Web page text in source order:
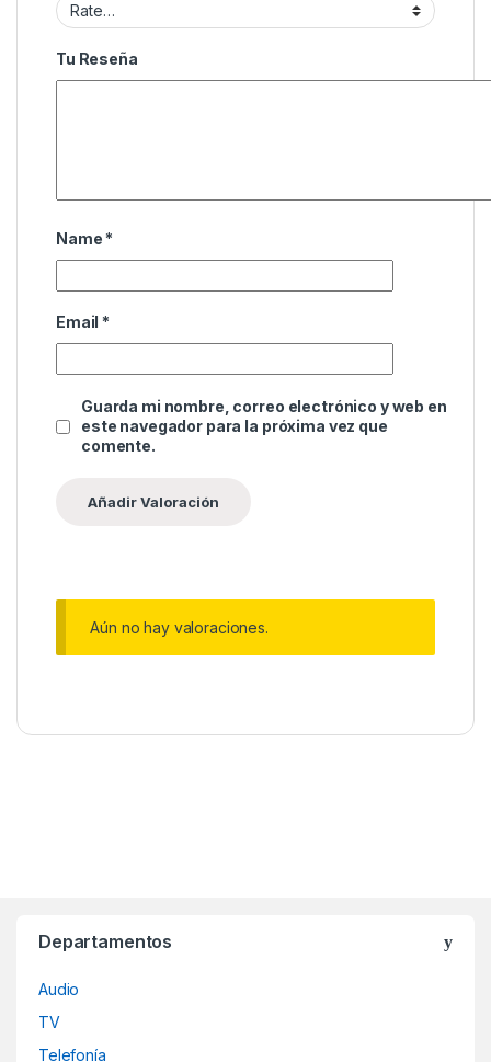
Tu Reseña
Name *
Email *
Guarda mi nombre, correo electrónico y web en
este navegador para la próxima vez que
comente.
Aún no hay valoraciones.
Departamentos
Audio
TV
Telefonía